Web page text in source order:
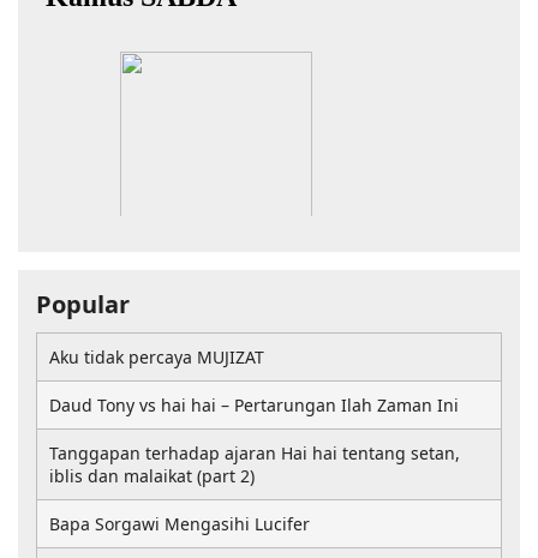
Popular
Aku tidak percaya MUJIZAT
Daud Tony vs hai hai – Pertarungan Ilah Zaman Ini
Tanggapan terhadap ajaran Hai hai tentang setan,
iblis dan malaikat (part 2)
Bapa Sorgawi Mengasihi Lucifer